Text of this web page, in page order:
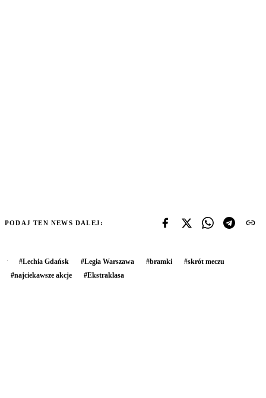
PODAJ TEN NEWS DALEJ:
#Lechia Gdańsk #Legia Warszawa #bramki #skrót meczu
#najciekawsze akcje #Ekstraklasa